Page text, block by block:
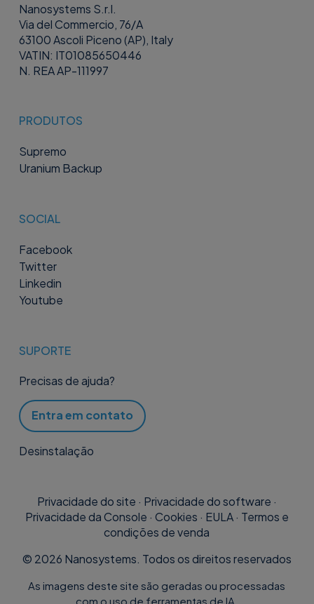
Nanosystems S.r.l.
Via del Commercio, 76/A
63100 Ascoli Piceno (AP), Italy
VATIN: IT01085650446
N. REA AP-111997
PRODUTOS
Supremo
Uranium Backup
SOCIAL
Facebook
Twitter
Linkedin
Youtube
SUPORTE
Precisas de ajuda?
Entra em contato
Desinstalação
Privacidade do site · Privacidade do software ·
Privacidade da Console · Cookies · EULA· Termos e
condições de venda
© 2026 Nanosystems. Todos os direitos reservados
As imagens deste site são geradas ou processadas
com o uso de ferramentas de IA.